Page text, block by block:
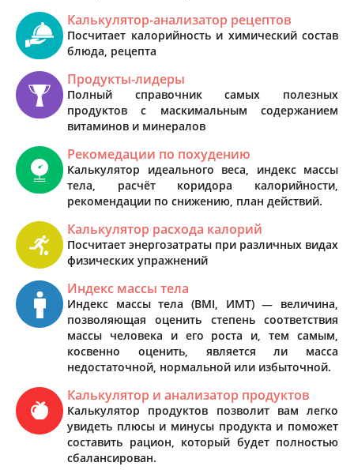
Калькулятор-анализатор рецептов
Посчитает калорийность и химический состав
блюда, рецепта
Продукты-лидеры
Полный справочник самых полезных
продуктов с маскимальным содержанием
витаминов и минералов
Рекомедации по похудению
Калькулятор идеального веса, индекс массы
тела, расчёт коридора калорийности,
рекомендации по снижению, план действий.
Калькулятор расхода калорий
Посчитает энергозатраты при различных видах
физических упражнений
Индекс массы тела
Индекс массы тела (BMI, ИМТ) — величина,
позволяющая оценить степень соответствия
массы человека и его роста и, тем самым,
косвенно оценить, является ли масса
недостаточной, нормальной или избыточной.
Калькулятор и анализатор продуктов
Калькулятор продуктов позволит вам легко
увидеть плюсы и минусы продукта и поможет
составить рацион, который будет полностью
сбалансирован.